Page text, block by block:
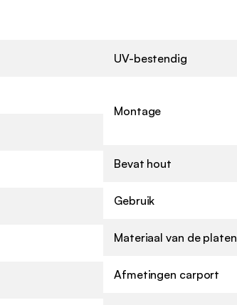
UV-bestendig
Montage
Bevat hout
Gebruik
Materiaal van de platen
Afmetingen carport